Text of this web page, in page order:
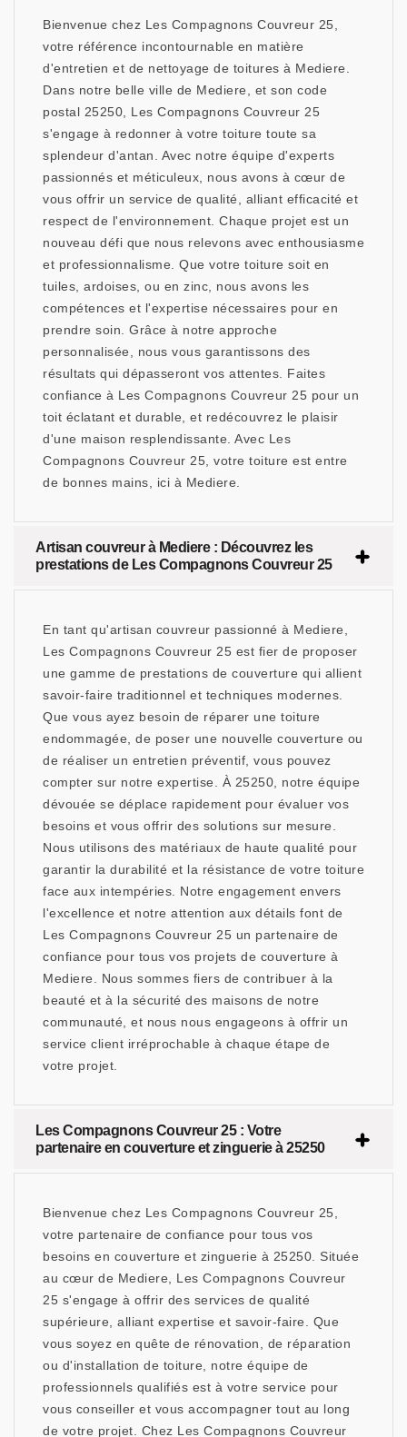
Bienvenue chez Les Compagnons Couvreur 25,
votre référence incontournable en matière
d'entretien et de nettoyage de toitures à Mediere.
Dans notre belle ville de Mediere, et son code
postal 25250, Les Compagnons Couvreur 25
s'engage à redonner à votre toiture toute sa
splendeur d'antan. Avec notre équipe d'experts
passionnés et méticuleux, nous avons à cœur de
vous offrir un service de qualité, alliant efficacité et
respect de l'environnement. Chaque projet est un
nouveau défi que nous relevons avec enthousiasme
et professionnalisme. Que votre toiture soit en
tuiles, ardoises, ou en zinc, nous avons les
compétences et l'expertise nécessaires pour en
prendre soin. Grâce à notre approche
personnalisée, nous vous garantissons des
résultats qui dépasseront vos attentes. Faites
confiance à Les Compagnons Couvreur 25 pour un
toit éclatant et durable, et redécouvrez le plaisir
d'une maison resplendissante. Avec Les
Compagnons Couvreur 25, votre toiture est entre
de bonnes mains, ici à Mediere.
Artisan couvreur à Mediere : Découvrez les
prestations de Les Compagnons Couvreur 25
En tant qu'artisan couvreur passionné à Mediere,
Les Compagnons Couvreur 25 est fier de proposer
une gamme de prestations de couverture qui allient
savoir-faire traditionnel et techniques modernes.
Que vous ayez besoin de réparer une toiture
endommagée, de poser une nouvelle couverture ou
de réaliser un entretien préventif, vous pouvez
compter sur notre expertise. À 25250, notre équipe
dévouée se déplace rapidement pour évaluer vos
besoins et vous offrir des solutions sur mesure.
Nous utilisons des matériaux de haute qualité pour
garantir la durabilité et la résistance de votre toiture
face aux intempéries. Notre engagement envers
l'excellence et notre attention aux détails font de
Les Compagnons Couvreur 25 un partenaire de
confiance pour tous vos projets de couverture à
Mediere. Nous sommes fiers de contribuer à la
beauté et à la sécurité des maisons de notre
communauté, et nous nous engageons à offrir un
service client irréprochable à chaque étape de
votre projet.
Les Compagnons Couvreur 25 : Votre
partenaire en couverture et zinguerie à 25250
Bienvenue chez Les Compagnons Couvreur 25,
votre partenaire de confiance pour tous vos
besoins en couverture et zinguerie à 25250. Située
au cœur de Mediere, Les Compagnons Couvreur
25 s'engage à offrir des services de qualité
supérieure, alliant expertise et savoir-faire. Que
vous soyez en quête de rénovation, de réparation
ou d'installation de toiture, notre équipe de
professionnels qualifiés est à votre service pour
vous conseiller et vous accompagner tout au long
de votre projet. Chez Les Compagnons Couvreur